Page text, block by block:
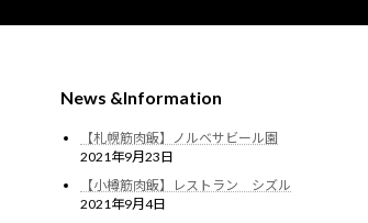
News &Information
【札幌筋肉飯】ノルベサビール園
2021年9月23日
【小樽筋肉飯】レストラン シズル
2021年9月4日